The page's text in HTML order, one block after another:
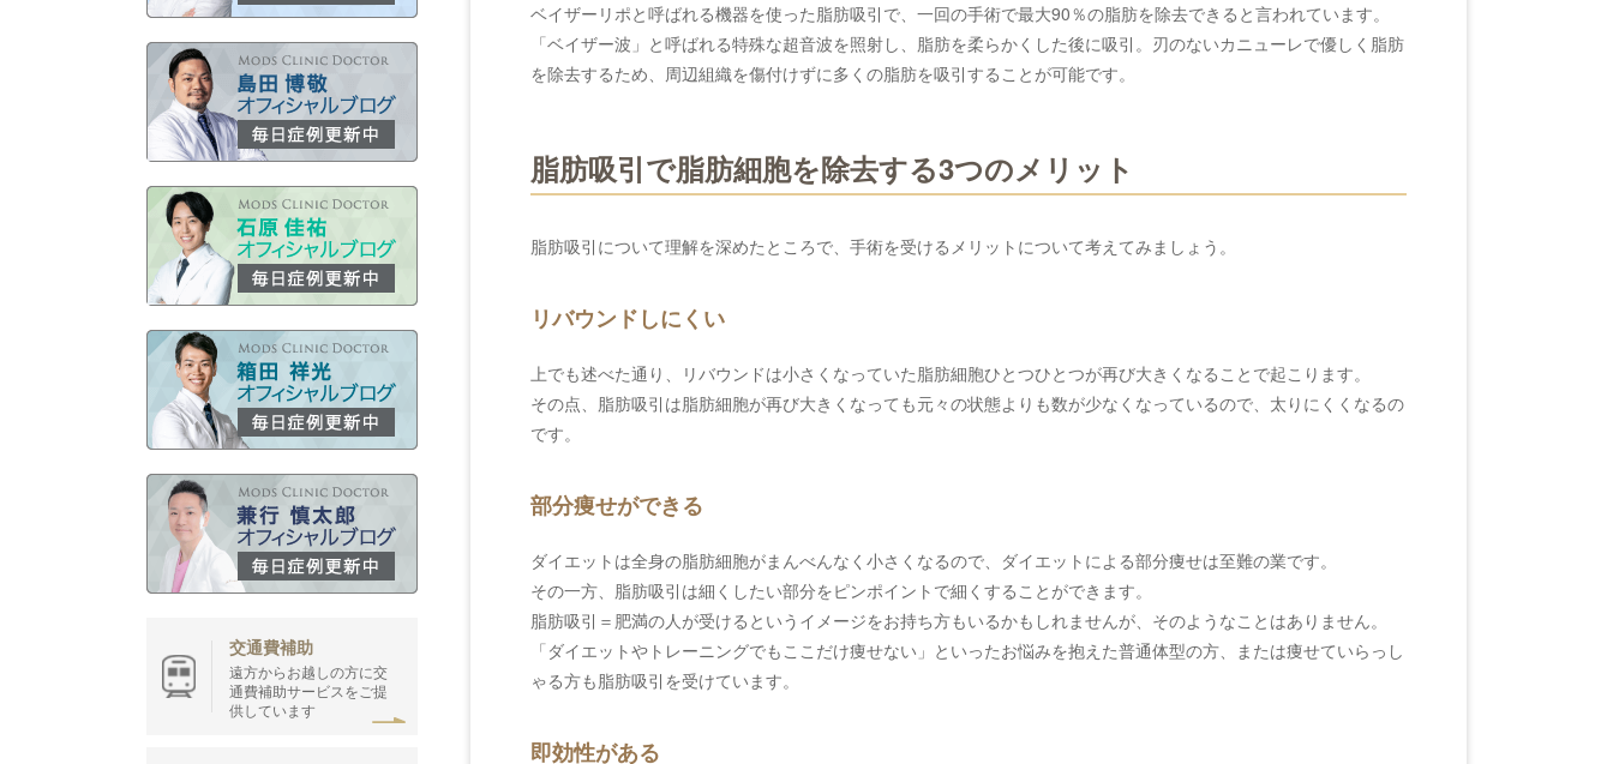
ベイザーリポと呼ばれる機器を使った脂肪吸引で、一回の手術で最大90％の脂肪を除去できると言われています。
「ベイザー波」と呼ばれる特殊な超音波を照射し、脂肪を柔らかくした後に吸引。刃のないカニューレで優しく脂肪
を除去するため、周辺組織を傷付けずに多くの脂肪を吸引することが可能です。
脂肪吸引で脂肪細胞を除去する3つのメリット
脂肪吸引について理解を深めたところで、手術を受けるメリットについて考えてみましょう。
リバウンドしにくい
上でも述べた通り、リバウンドは小さくなっていた脂肪細胞ひとつひとつが再び大きくなることで起こります。
その点、脂肪吸引は脂肪細胞が再び大きくなっても元々の状態よりも数が少なくなっているので、太りにくくなるの
です。
部分痩せができる
ダイエットは全身の脂肪細胞がまんべんなく小さくなるので、ダイエットによる部分痩せは至難の業です。
その一方、脂肪吸引は細くしたい部分をピンポイントで細くすることができます。
脂肪吸引＝肥満の人が受けるというイメージをお持ち方もいるかもしれませんが、そのようなことはありません。
「ダイエットやトレーニングでもここだけ痩せない」といったお悩みを抱えた普通体型の方、または痩せていらっし
ゃる方も脂肪吸引を受けています。
即効性がある
交通費補助
遠方からお越しの方に交
通費補助サービスをご提
供しています